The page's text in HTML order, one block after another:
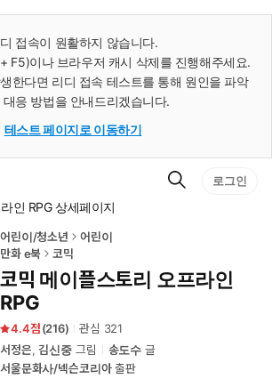
접속이 원활하지 않습니다.
F5)이나 브라우저 캐시 삭제를 진행해주세요.
한다면 리디 접속 테스트를 통해 원인을 파악
대응 방법을 안내드리겠습니다.
테스트 페이지로 이동하기
검
로그인
인 RPG 상세페이지
어린이/청소년
어린이
만화 e북
코믹
코믹 메이플스토리 오프라인
RPG
4.4 (216) 관심 321
서정은,김신중 그림 송도수 글
서울문화사/넥슨코리아출판